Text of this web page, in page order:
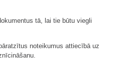
tā, lai tie būtu viegli
noteikumus attiecībā uz